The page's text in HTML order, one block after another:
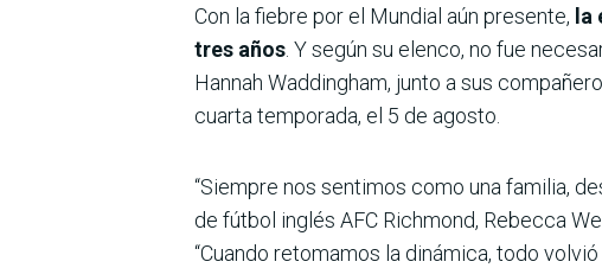
Con la fiebre por el Mundial aún presente, la
tres años . Y según su elenco, no fue
Hannah Waddingham, junto a sus
cuarta temporada, el 5 de agosto.
“Siempre nos sentimos como una familia,
de fútbol inglés AFC Richmond, Rebecca
“Cuando retomamos la dinámica, todo volvió